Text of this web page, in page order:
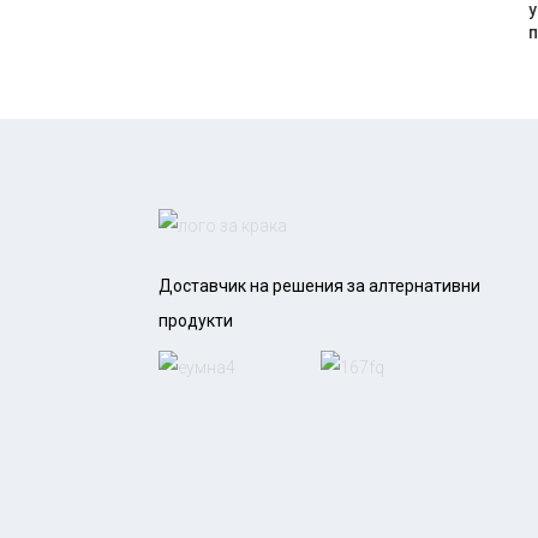
Доставчик на решения за алтернативни
продукти